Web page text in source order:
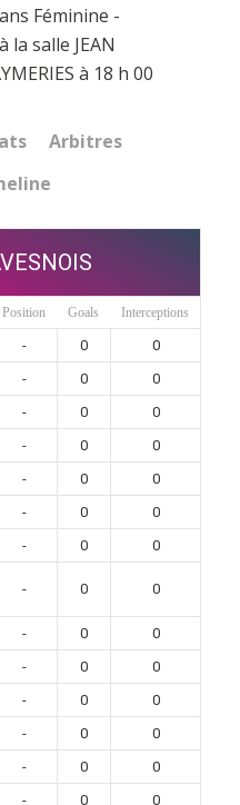
Féminine -
salle JEAN
à 18 h 00
Arbitres
Position Goals Interceptions
- 0
0
- 0
0
- 0
0
- 0
0
- 0
0
- 0
0
- 0
0
- 0 0
- 0
0
- 0
0
- 0
0
- 0
0
- 0
0
- 0
0